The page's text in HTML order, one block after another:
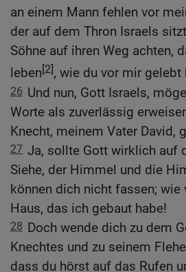
an einem Mann fehlen vor
der auf dem Thron Israels
Söhne auf ihren Weg achten,
leben[2], wie du vor mir gelebt
26 Und nun, Gott Israels,
Worte als zuverlässig
Knecht, meinem Vater David,
27 Ja, sollte Gott wirklich auf
Siehe, der Himmel und die
können dich nicht fassen; wie
Haus, das ich gebaut habe!
28 Doch wende dich zu dem
Knechtes und zu seinem
dass du hörst auf das Rufen